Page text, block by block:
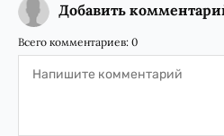
Добавить
Всего комментариев: 0